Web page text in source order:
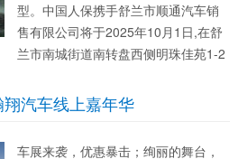
型。中国人保携手舒兰市顺通汽车销
售有限公司将于2025年10月1日,在舒
兰市南城街道南转盘西侧明珠佳苑1-2
此次活动将开启车展新模式，不一样
的购车体验，更加贴心的服务，只等
汽车线上嘉年华
车展来袭，优惠暴击；绚丽的舞台，